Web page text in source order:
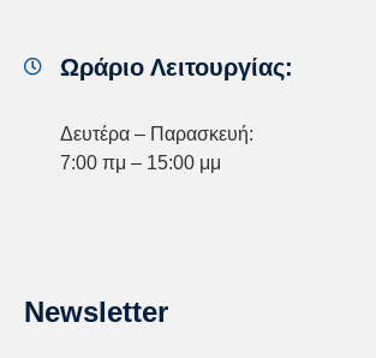
Ωράριο Λειτουργίας:
Δευτέρα – Παρασκευή:
7:00 πμ – 15:00 μμ
Newsletter